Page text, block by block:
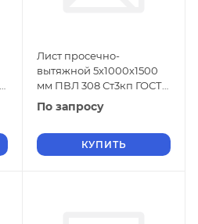
Лист просечно-
вытяжной 5х1000х1500
мм ПВЛ 308 Ст3кп ГОСТ
8706-78
По запросу
КУПИТЬ